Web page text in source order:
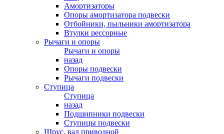
Амортизаторы
Опоры амортизатора подвески
Отбойники, пыльники амортизатора
Втулки рессорные
Рычаги и опоры
Рычаги и опоры
назад
Опоры подвески
Рычаги подвески
Ступица
Ступица
назад
Подшипники подвески
Ступицы подвески
Шрус, вал приводной